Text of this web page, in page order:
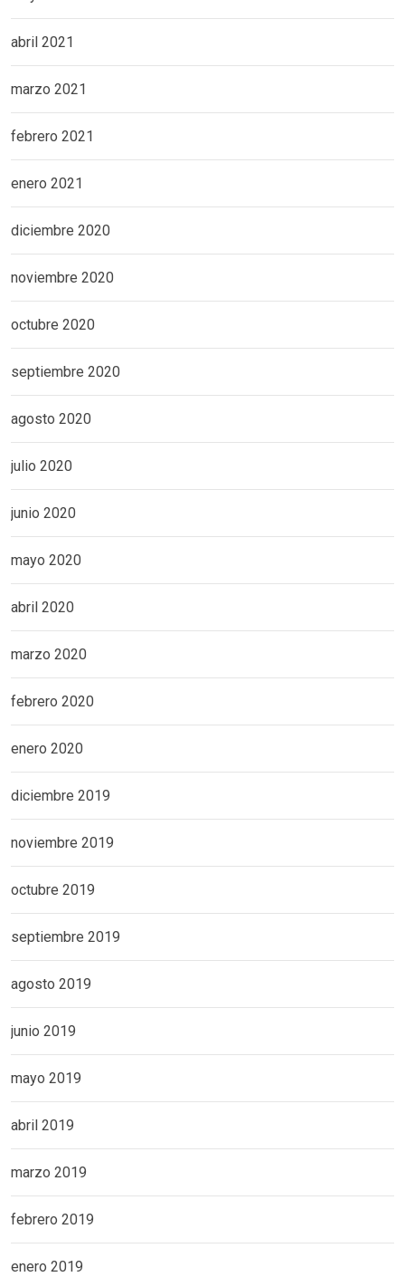
abril 2021
marzo 2021
febrero 2021
enero 2021
diciembre 2020
noviembre 2020
octubre 2020
septiembre 2020
agosto 2020
julio 2020
junio 2020
mayo 2020
abril 2020
marzo 2020
febrero 2020
enero 2020
diciembre 2019
noviembre 2019
octubre 2019
septiembre 2019
agosto 2019
junio 2019
mayo 2019
abril 2019
marzo 2019
febrero 2019
enero 2019